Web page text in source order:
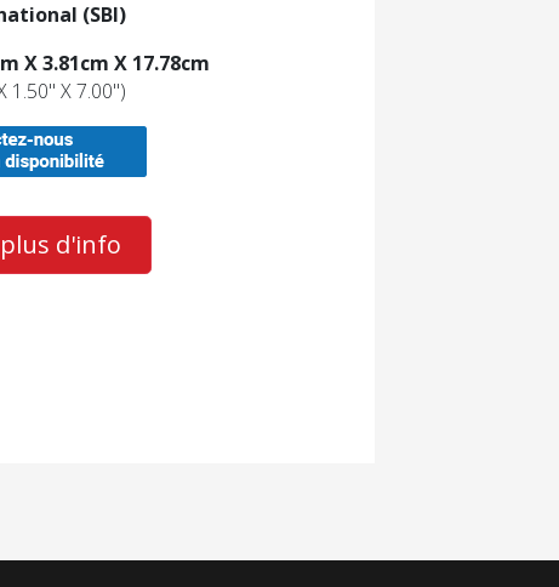
(SBI)
X 3.81cm X 17.78cm
1.50'' X 7.00'')
d'info